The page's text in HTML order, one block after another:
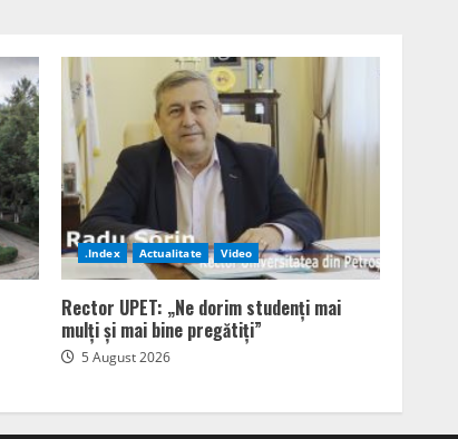
.Index Actualitate Video
Rector UPET: „Ne dorim studenți mai
mulți și mai bine pregătiți”
5 August 2026